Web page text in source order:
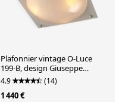
Plafonnier vintage O-Luce
199-B, design Giuseppe
Ostuni, Italie, années 1950
4.9 (14)
1 440 €